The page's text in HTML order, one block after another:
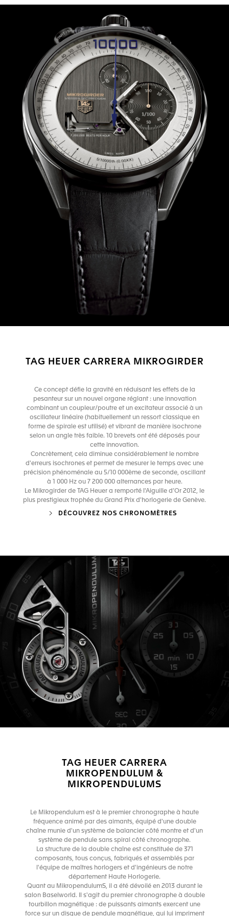
TAG HEUER CARRERA MIKROGIRDER
Ce concept défie la gravité en réduisant les effets de la
pesanteur sur un nouvel organe réglant : une innovation
combinant un coupleur/poutre et un excitateur associé à un
oscillateur linéaire (habituellement un ressort classique en
forme de spirale est utilisé) et vibrant de manière isochrone
selon un angle très faible. 10 brevets ont été déposés pour
cette innovation.
Concrètement, cela diminue considérablement le nombre
d'erreurs isochrones et permet de mesurer le temps avec une
précision phénoménale au 5/10 000ème de seconde, oscillant
à 1 000 Hz ou 7 200 000 alternances par heure.
Le Mikrogirder de TAG Heuer a remporté l'Aiguille d’Or 2012, le
plus prestigieux trophée du Grand Prix d'horlogerie de Genève.
DÉCOUVREZ NOS CHRONOMÈTRES
TAG HEUER CARRERA
MIKROPENDULUM &
MIKROPENDULUMS
Le Mikropendulum est à le premier chronographe à haute
fréquence animé par des aimants, équipé d'une double
chaîne munie d'un système de balancier côté montre et d'un
système de pendule sans spiral côté chronographe.
La structure de la double chaîne est constituée de 371
composants, tous conçus, fabriqués et assemblés par
l'équipe de maîtres horlogers et d'ingénieurs de notre
département Haute Horlogerie.
Quant au MikropendulumS, il a été dévoilé en 2013 durant le
salon Baselworld. Il s'agit du premier chronographe à double
tourbillon magnétique : de puissants aimants exercent une
force sur un disque de pendule magnétique, qui lui impriment